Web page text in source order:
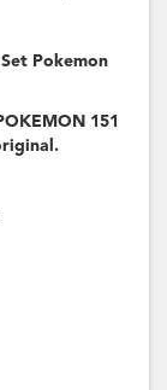
Pokemon
151